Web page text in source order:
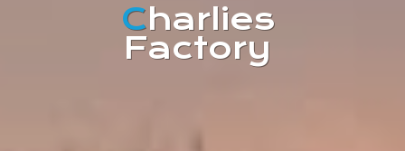
Charlies
Factory